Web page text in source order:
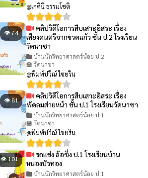
@เกศินี ธรรมโชติ
👁 74
คลิปวิดีโอการสืบเสาะอิสระ เรื่อง
เสียงดนตรีจากขวดแก้ว ชั้น ป.2 โรงเรียน
วัดนาซา
บ้านนักวิทยาศาสตร์น้อย ป.2
🏫 วัดนาซา
@พิมพ์ปวีณ์ ไชยริน
👁 81
คลิปวิดีโอการสืบเสาะอิสระ เรื่อง
พัดลมส่ายหน้า ชั้น ป.1 โรงเรียนวัดนาซา
บ้านนักวิทยาศาสตร์น้อย ป.1
🏫 วัดนาซา
@พิมพ์ปวีณ์ ไชยริน
👁 101
รถแข่ง ล้อซิ่ง ป.1 โรงเรียนบ้าน
หนองบัวทอง
บ้านนักวิทยาศาสตร์น้อย ป.1